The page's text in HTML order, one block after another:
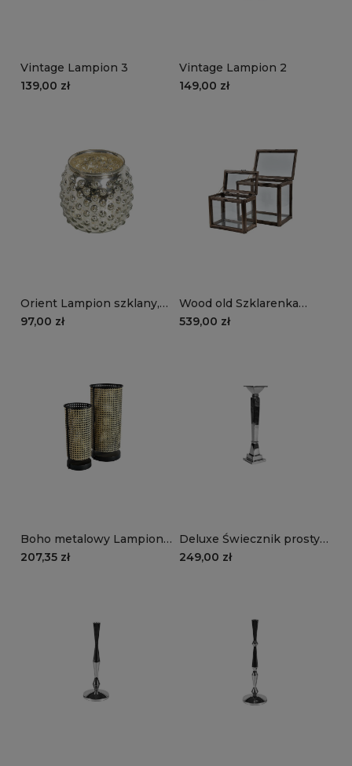
Vintage Lampion 3
139,00 zł
Vintage Lampion 2
149,00 zł
Orient Lampion szklany,
srebrny, kulki
97,00 zł
Wood old Szklarenka
drewniana naturalna ze
539,00 zł
Boho metalowy Lampion
kpl. 2 szt. plecionka
207,35 zł
Deluxe Świecznik prosty
1A(wyższy)
249,00 zł